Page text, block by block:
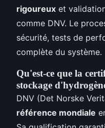
rigoureux et
comme DNV. Le
sécurité, tests de
complète du système.
Qu'est-ce que la
stockage
DNV (Det Norske
référence mondiale